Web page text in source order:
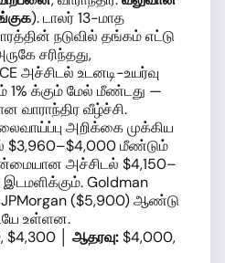
). டாலர் 13-மாத
நடுவில் தங்கம் எட்டு
சரிந்தது,
அச்சிடல் உடனடி-உயர்வு
க்கும் மேல் மீண்டது —
வாராந்திர வீழ்ச்சி.
அறிக்கை முக்கிய
$3,960–$4,000 மீண்டும்
அச்சிடல் $4,150–
இடமளிக்கும். Goldman
JPMorgan ($5,900) ஆண்டு
உள்ளன.
$4,300 │ ஆதரவு:$4,000,